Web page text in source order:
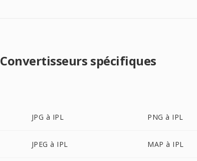
Convertisseurs spécifiques
JPG à IPL PNG à IPL
JPEG à IPL MAP à IPL